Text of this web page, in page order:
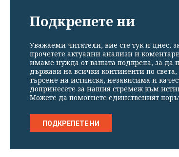
Подкрепете ни
Уважаеми читатели, вие сте тук и днес,
прочетете актуални анализи и
имаме нужда от вашата подкрепа, за да
държави на всички континенти по
търсене на истинска, независима и
допринесете за нашия стремеж към
Можете да помогнете единственият
ПОДКРЕПЕТЕ НИ